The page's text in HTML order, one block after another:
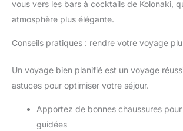
vous vers les bars à cocktails de Kolonaki,
atmosphère plus élégante.
Conseils pratiques : rendre votre voyage
Un voyage bien planifié est un voyage
astuces pour optimiser votre séjour.
Apportez de bonnes chaussures
guidées